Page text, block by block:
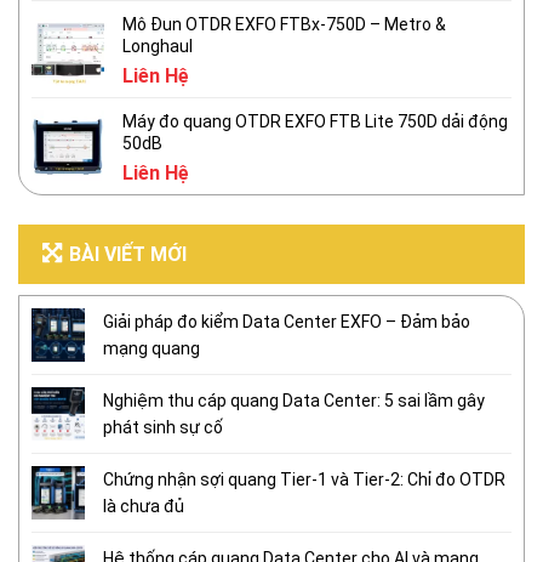
Mô Đun OTDR EXFO FTBx-750D – Metro &
Longhaul
Liên Hệ
Máy đo quang OTDR EXFO FTB Lite 750D dải động
50dB
Liên Hệ
BÀI VIẾT MỚI
Giải pháp đo kiểm Data Center EXFO – Đảm bảo
mạng quang
Nghiệm thu cáp quang Data Center: 5 sai lầm gây
phát sinh sự cố
Chứng nhận sợi quang Tier-1 và Tier-2: Chỉ đo OTDR
là chưa đủ